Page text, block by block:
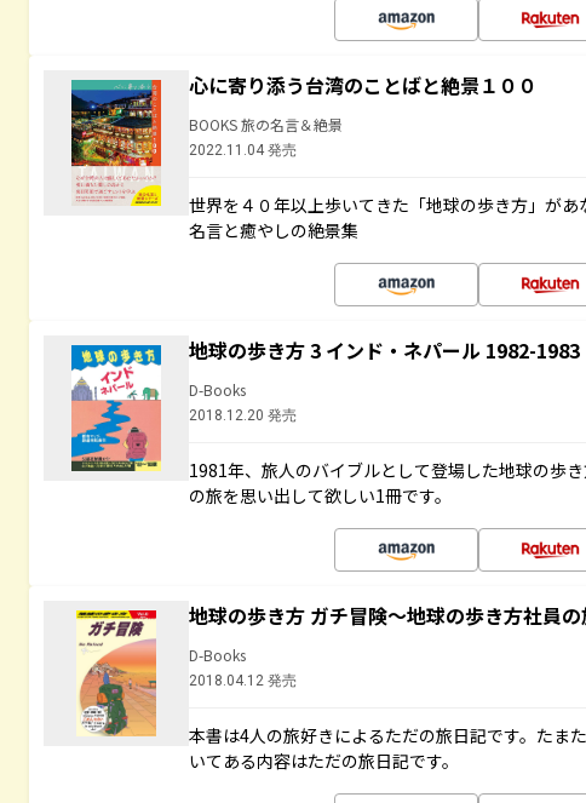
心に寄り添う台湾のことばと絶景１００
BOOKS 旅の名言＆絶景
2022.11.04 発売
世界を４０年以上歩いてきた「地球の歩き方」が
名言と癒やしの絶景集
地球の歩き方 3 インド・ネパール 1982-1983
D-Books
2018.12.20 発売
1981年、旅人のバイブルとして登場した地球の歩
の旅を思い出して欲しい1冊です。
地球の歩き方 ガチ冒険～地球の歩き方社員
D-Books
2018.04.12 発売
本書は4人の旅好きによるただの旅日記です。たま
いてある内容はただの旅日記です。